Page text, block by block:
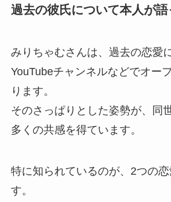
過去の彼氏について本人が語
みりちゃむさんは、過去の恋愛
YouTubeチャンネルなどでオー
ります。
そのさっぱりとした姿勢が、同
多くの共感を得ています。
特に知られているのが、2つの
す。